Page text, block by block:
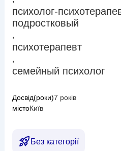
психолог-
подростковый
,
психотерапевт
,
семейный психолог
Досвід(роки)7 років
містоКиїв
Без категорії